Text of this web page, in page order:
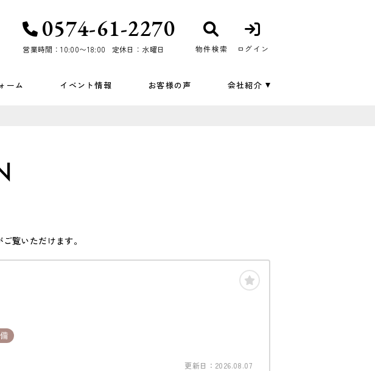
0574-61-2270
営業時間：10:00〜18:00 定休日：水曜日 物件検索 ログイン
ーム イベント情報 お客様の声 会社紹介
覧いただけます。
更新日：2026.08.07